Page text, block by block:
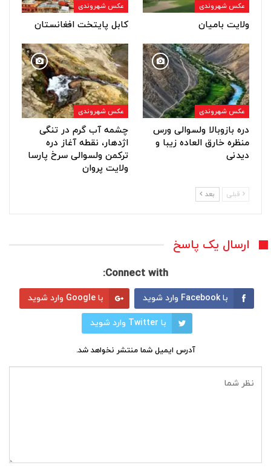
عکس شهروندی
ولایت بامیان
عکس شهروندی
کابل پایتخت افغانستان
عکس شهروندی
دره بازوبالا ولسوالی ورس
منظره خارق العاده زیبا و
دیدنی
عکس شهروندی
چشمه آب گرم در تنگی
اژدهار، نقطه آغاز دره
ترکمن ولسوالی سرخ پارسا
ولایت پروان
قبلی بعد
ارسال یک پاسخ
Connect with:
با Facebook وارد شوید با Google وارد شوید
با Twitter وارد شوید
آدرس ایمیل شما منتشر نخواهد شد.